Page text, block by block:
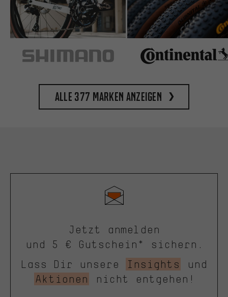
Alle 377 Marken anzeigen
Jetzt anmelden
und 5 € Gutschein* sichern.
Lass Dir unsere
Insights
und
Aktionen
nicht entgehen!